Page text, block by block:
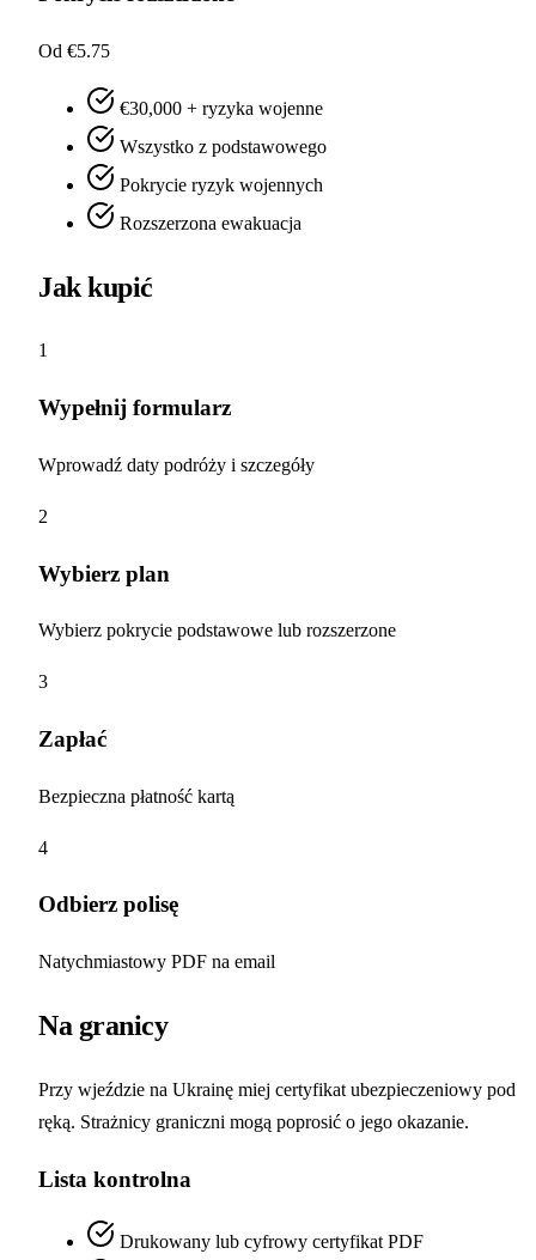
Od €5.75
€30,000 + ryzyka wojenne
Wszystko z podstawowego
Pokrycie ryzyk wojennych
Rozszerzona ewakuacja
Jak kupić
1
Wypełnij formularz
Wprowadź daty podróży i szczegóły
2
Wybierz plan
Wybierz pokrycie podstawowe lub rozszerzone
3
Zapłać
Bezpieczna płatność kartą
4
Odbierz polisę
Natychmiastowy PDF na email
Na granicy
Przy wjeździe na Ukrainę miej certyfikat ubezpieczeniowy pod
ręką. Strażnicy graniczni mogą poprosić o jego okazanie.
Lista kontrolna
Drukowany lub cyfrowy certyfikat PDF